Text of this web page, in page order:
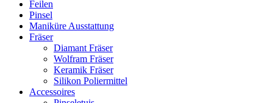
Feilen
Pinsel
Maniküre Ausstattung
Fräser
Diamant Fräser
Wolfram Fräser
Keramik Fräser
Silikon Poliermittel
Accessoires